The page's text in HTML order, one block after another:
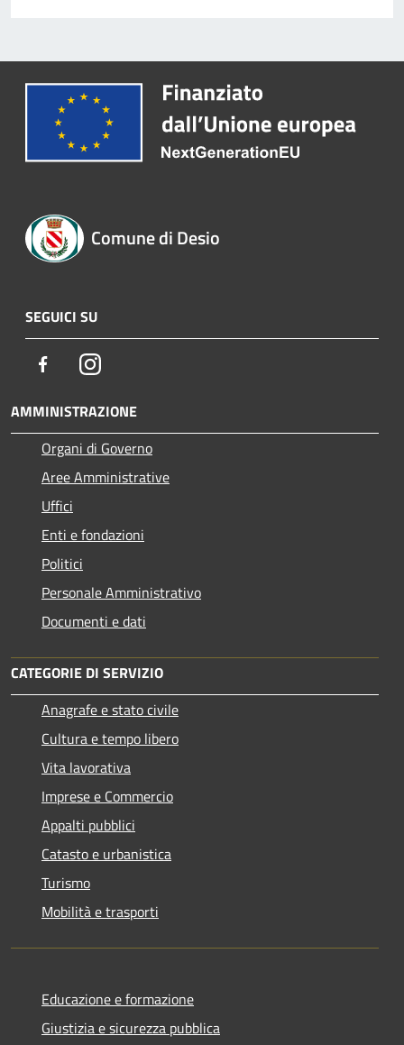
Comune di Desio
SEGUICI SU
FacebookInstagram
AMMINISTRAZIONE
Organi di Governo
Aree Amministrative
Uffici
Enti e fondazioni
Politici
Personale Amministrativo
Documenti e dati
CATEGORIE DI SERVIZIO
Anagrafe e stato civile
Cultura e tempo libero
Vita lavorativa
Imprese e Commercio
Appalti pubblici
Catasto e urbanistica
Turismo
Mobilità e trasporti
Educazione e formazione
Giustizia e sicurezza pubblica